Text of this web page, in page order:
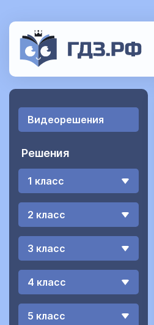
Видеорешения
Решения
1 класс
2 класс
3 класс
4 класс
5 класс